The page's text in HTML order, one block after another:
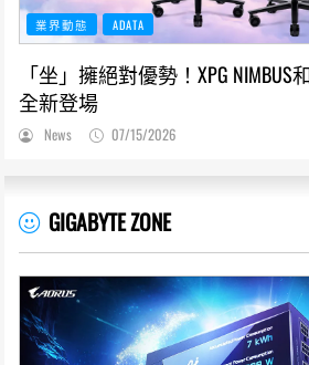
業界動態 ADATA
「坐」擁絕對優勢！XPG NIMBUS
全新登場
News 07/15/2026
GIGABYTE ZONE